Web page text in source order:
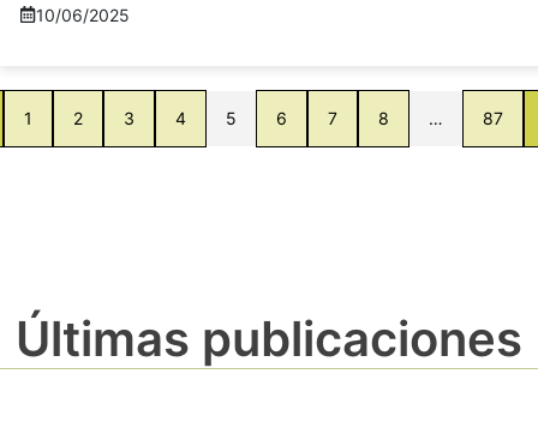
10/06/2025
1 2 3 4 5 6 7 8 … 87
Últimas publicaciones